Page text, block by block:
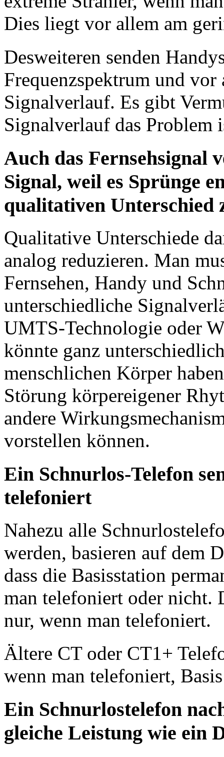
Dies liegt vor allem am
Desweiteren senden
Frequenzspektrum und
Signalverlauf. Es gibt
Signalverlauf das Problem
Auch das Fernsehsignal
Signal, weil es Sprünge
qualitativen Unterschied
Qualitative Unterschiede
analog reduzieren. Man
Fernsehen, Handy und
unterschiedliche
UMTS-Technologie oder
könnte ganz
menschlichen Körper
Störung körpereigener
andere
vorstellen können.
Ein Schnurlos-Telefon
telefoniert
Nahezu alle
werden, basieren auf dem
dass die Basisstation
man telefoniert oder nicht.
nur, wenn man telefoniert.
Ältere CT oder CT1+
wenn man telefoniert,
Ein Schnurlostelefon
gleiche Leistung wie ein